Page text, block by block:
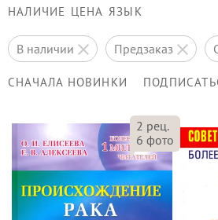
НАЛИЧИЕ ЦЕНА ЯЗЫК
в наличии предзаказ
СНАЧАЛА НОВИНКИ
2 рец.
6 фото